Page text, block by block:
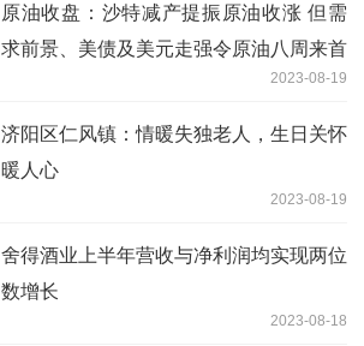
原油收盘：沙特减产提振原油收涨 但需
求前景、美债及美元走强令原油八周来首
2023-08-19
济阳区仁风镇：情暖失独老人，生日关怀
暖人心
2023-08-19
舍得酒业上半年营收与净利润均实现两位
数增长
2023-08-18